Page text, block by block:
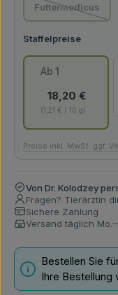
Futtermedicus
(Diese
Ab 1
18,20 €
1,21 € / 10 g
Preise inkl. MwSt. ggf.
Von Dr. Kolodzey
Fragen? Tierärztin
Sichere Zahlung
Versand täglich
Bestellen Sie
Ihre Bestellung